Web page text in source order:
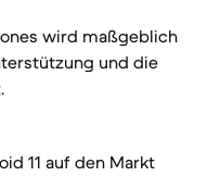
wird maßgeblich
und die
11 auf den Markt